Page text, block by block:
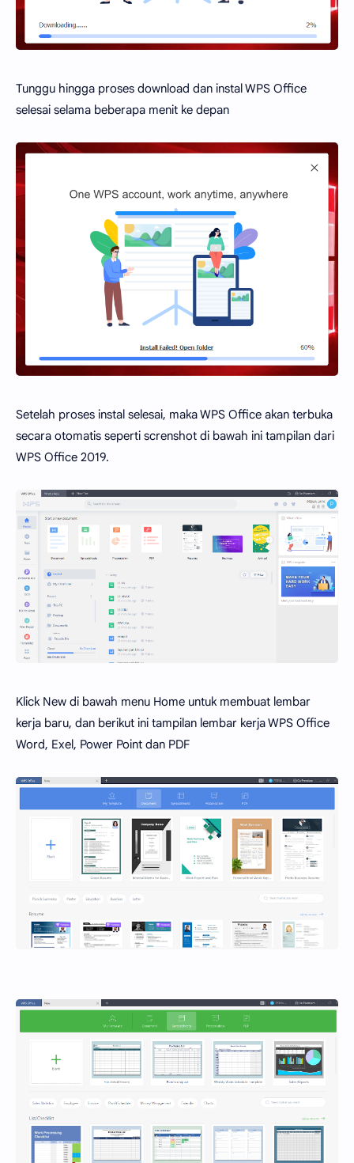
Tunggu hingga proses download dan instal WPS Office
selesai selama beberapa menit ke depan
Setelah proses instal selesai, maka WPS Office akan terbuka
secara otomatis seperti screnshot di bawah ini tampilan dari
WPS Office 2019.
Klick New di bawah menu Home untuk membuat lembar
kerja baru, dan berikut ini tampilan lembar kerja WPS Office
Word, Exel, Power Point dan PDF